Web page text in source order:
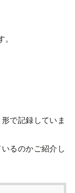
で記録していま
るのかご紹介し